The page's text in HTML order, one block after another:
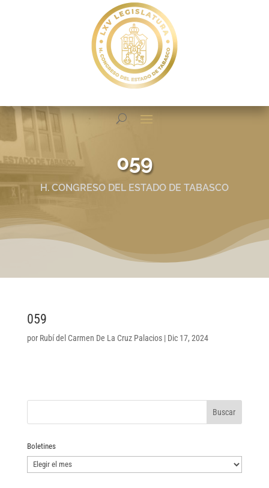
059
H. CONGRESO DEL ESTADO DE TABASCO
059
por Rubí del Carmen De La Cruz Palacios| Dic 17, 2024
Boletines
Boletines